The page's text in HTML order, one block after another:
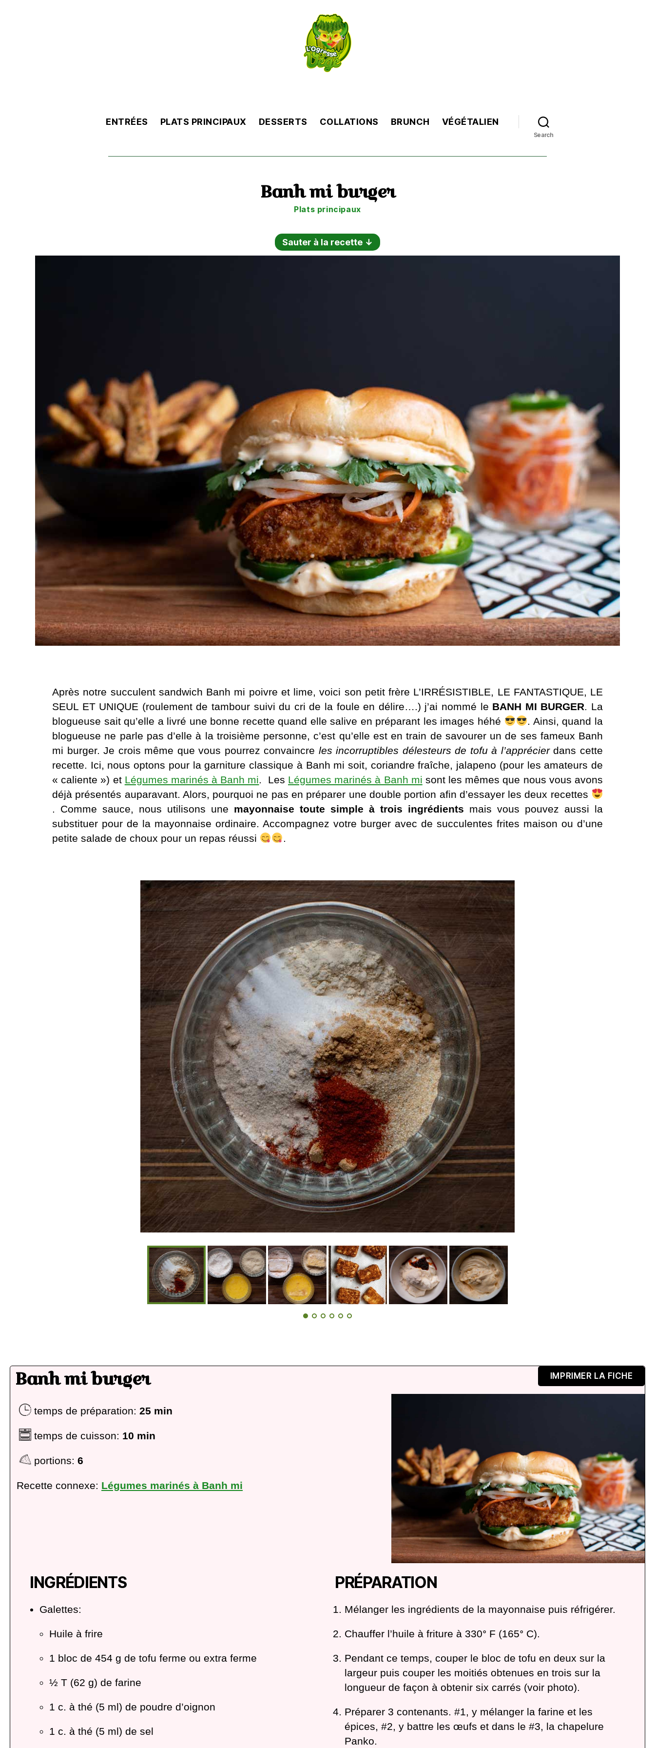
ENTRÉES PLATS PRINCIPAUX DESSERTS COLLATIONS BRUNCH VÉGÉTALIEN
Search
Banh mi burger
Catégories
Plats principaux
Sauter à la recette ↓
Après notre succulent sandwich Banh mi poivre et lime, voici son petit frère L’IRRÉSISTIBLE, LE FANTASTIQUE, LE
SEUL ET UNIQUE (roulement de tambour suivi du cri de la foule en délire….) j’ai nommé le BANH MI BURGER. La
blogueuse sait qu’elle a livré une bonne recette quand elle salive en préparant les images héhé
. Ainsi, quand la
blogueuse ne parle pas d’elle à la troisième personne, c’est qu’elle est en train de savourer un de ses fameux Banh
mi burger. Je crois même que vous pourrez convaincre les incorruptibles délesteurs de tofu à l’apprécierdans cette
recette. Ici, nous optons pour la garniture classique à Banh mi soit, coriandre fraîche, jalapeno (pour les amateurs de
« caliente ») et Légumes marinés à Banh mi. Les Légumes marinés à Banh mi sont les mêmes que nous vous avons
déjà présentés auparavant. Alors, pourquoi ne pas en préparer une double portion afin d’essayer les deux recettes
. Comme sauce, nous utilisons une mayonnaise toute simple à trois ingrédients mais vous pouvez aussi la
substituer pour de la mayonnaise ordinaire. Accompagnez votre burger avec de succulentes frites maison ou d’une
petite salade de choux pour un repas réussi
.
Banh mi burger IMPRIMER LA FICHE
temps de préparation: 25 min
temps de cuisson: 10 min
portions: 6
Recette connexe: Légumes marinés à Banh mi
INGRÉDIENTS
Galettes:
Huile à frire
1 bloc de 454 g de tofu ferme ou extra ferme
½ T (62 g) de farine
1 c. à thé (5 ml) de poudre d’oignon
1 c. à thé (5 ml) de sel
PRÉPARATION
Mélanger les ingrédients de la mayonnaise puis réfrigérer.
Chauffer l’huile à friture à 330ᐤ F (165ᐤ C).
Pendant ce temps, couper le bloc de tofu en deux sur la
largeur puis couper les moitiés obtenues en trois sur la
longueur de façon à obtenir six carrés (voir photo).
Préparer 3 contenants. #1, y mélanger la farine et les
épices, #2, y battre les œufs et dans le #3, la chapelure
Panko.